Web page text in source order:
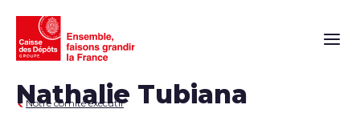
Notre comité exécutif
Nathalie Tubiana